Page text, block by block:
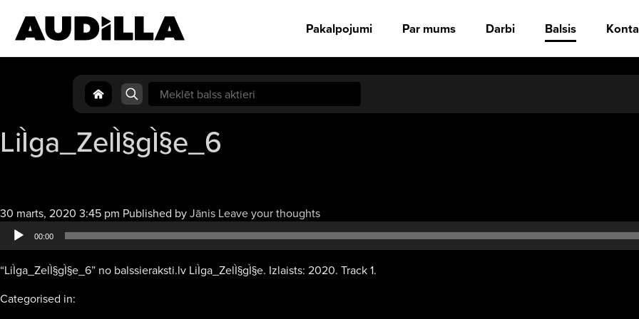
Pakalpojumi Par mums Darbi Balsis
Search
for:
LiÌga_ZelÌ§gÌ§e_6
30 marts, 2020 3:45 pm Published byJānis Leave your thoughtsAudio
atskaņotājs
00:00
“LiÌga_ZelÌ§gÌ§e_6” no balssieraksti.lv LiÌga_ZelÌ§gÌ§e. Izlaists: 2020. Track 1.
Categorised in: